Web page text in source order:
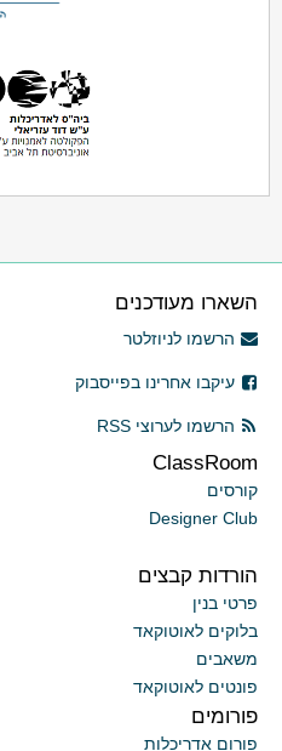
השארו מעודכנים
הרשמו לניוזלטר
עיקבו אחרינו בפייסבוק
הרשמו לערוצי RSS
ClassRoom
קורסים
Designer Club
הורדות קבצים
פרטי בנין
בלוקים לאוטוקאד
משאבים
פונטים לאוטוקאד
פורומים
פורום אדריכלות